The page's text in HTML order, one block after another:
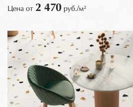
Цена от 2 470 руб./м²